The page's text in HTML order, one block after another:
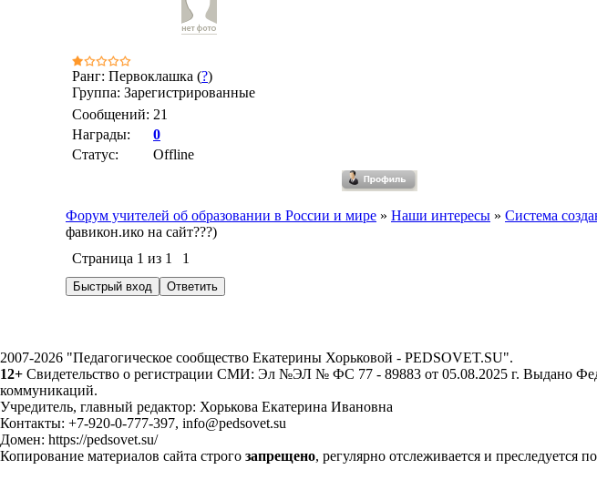
Ранг: Первоклашка (?)
Группа: Зарегистрированные
Сообщений: 21
Награды:
0
Статус:
Offline
Форум учителей об образовании в России и мире » Наши интересы » Система
фавикон.ико на сайт???)
Страница 1 из 1
1
2007-2026 "Педагогическое сообщество Екатерины Хорьковой - PEDSOVET.SU".
12+ Свидетельство о регистрации СМИ: Эл №ЭЛ № ФС 77 - 89883 от 05.08.2025 г. Выдано
коммуникаций.
Учредитель, главный редактор: Хорькова Екатерина Ивановна
Контакты: +7-920-0-777-397, info@pedsovet.su
Домен: https://pedsovet.su/
Копирование материалов сайта строго запрещено, регулярно отслеживается и преследуется